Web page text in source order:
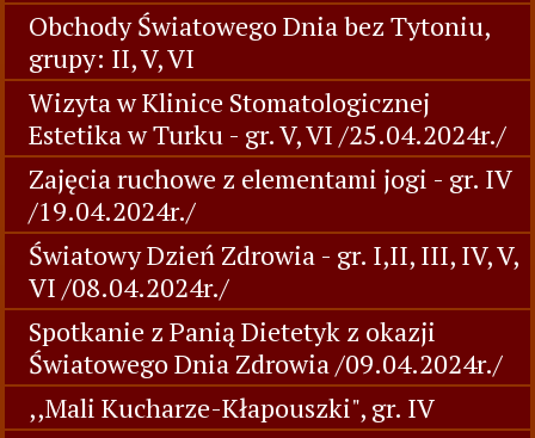
Obchody Światowego Dnia bez Tytoniu,
grupy: II, V, VI
Wizyta w Klinice Stomatologicznej
Estetika w Turku - gr. V, VI /25.04.2024r./
Zajęcia ruchowe z elementami jogi - gr. IV
/19.04.2024r./
Światowy Dzień Zdrowia - gr. I,II, III, IV, V,
VI /08.04.2024r./
Spotkanie z Panią Dietetyk z okazji
Światowego Dnia Zdrowia /09.04.2024r./
,,Mali Kucharze-Kłapouszki", gr. IV